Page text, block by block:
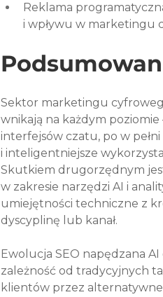
Reklama
i wpływu w marketingu
Sektor marketingu
wnikają na każdym
interfejsów czatu, po w
i inteligentniejsze
Skutkiem drugorzędnym
w zakresie narzędzi AI i
umiejętności techniczne z
dyscyplinę lub kanał.
Ewolucja SEO napędzana
zależność od tradycyjnych
klientów przez alternatywne